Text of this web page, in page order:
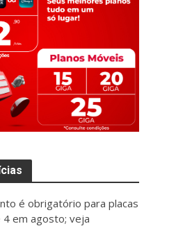
é obrigatório para placas
4 em agosto; veja